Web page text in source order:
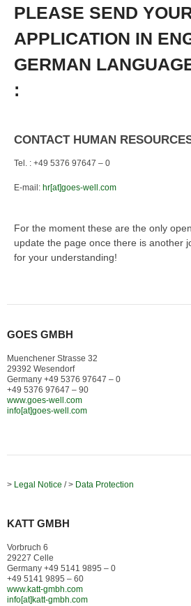
PLEASE SEND
APPLICATION IN
GERMAN
:
CONTACT HUMAN
Tel. : +49 5376 97647 – 0
E-mail: hr[at]goes-well.com
For the moment these are the only
update the page once there is another
for your understanding!
GOES GMBH
Muenchener Strasse 32
29392 Wesendorf
Germany +49 5376 97647 – 0
+49 5376 97647 – 90
www.goes-well.com
info[at]goes-well.com
> Legal Notice / > Data Protection
KATT GMBH
Vorbruch 6
29227 Celle
Germany +49 5141 9895 – 0
+49 5141 9895 – 60
www.katt-gmbh.com
info[at]katt-gmbh.com